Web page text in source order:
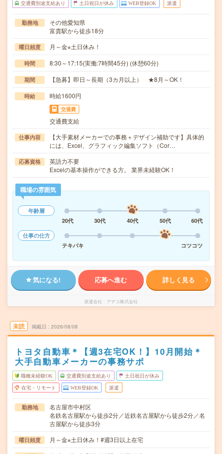
交通費別途支給あり 土日祝日が休み WEB登録OK 派遣
勤務地
その他愛知県
富貴駅から徒歩18分
曜日頻度 月～金※土日休み！
時間 8:30～17:15(実働:7時間45分) (休憩60分)
期間 【急募】即日～長期（3カ月以上） ★8月～OK！
時給 時給1600円
交通費
交通費支給
仕事内容
【大手素材メーカーでの事務＋デザイン補助です】具体的
には、Excel、グラフィック編集ソフト（Cor…
応募資格
英語力不要
Excelの基本操作ができる方。 業界未経験OK！
職場の雰囲気
年齢層
20代
30代 40代 50代
60代
仕事の仕方
テキパキ
コツコツ
気になる! 応募へ進む 詳しく見る
派遣会社 アデコ株式会社
未読 掲載日 2026/08/08
トヨタ自動車＊【週3在宅OK！】10月開始＊
大手自動車メーカーの事務サポ
職種未経験OK 交通費別途支給あり 土日祝日が休み
在宅・リモート WEB登録OK 派遣
勤務地
名古屋市中村区
名鉄名古屋駅から徒歩2分／近鉄名古屋駅から徒歩2分／名
古屋駅から徒歩3分
曜日頻度 月～金※土日休み！#週3日以上在宅